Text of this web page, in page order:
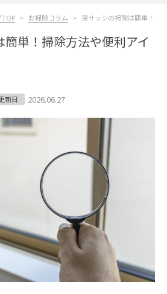
お掃除コラム 窓サッシの掃除は簡単！掃
単！掃除方法や便利アイ
新日 2026.06.27